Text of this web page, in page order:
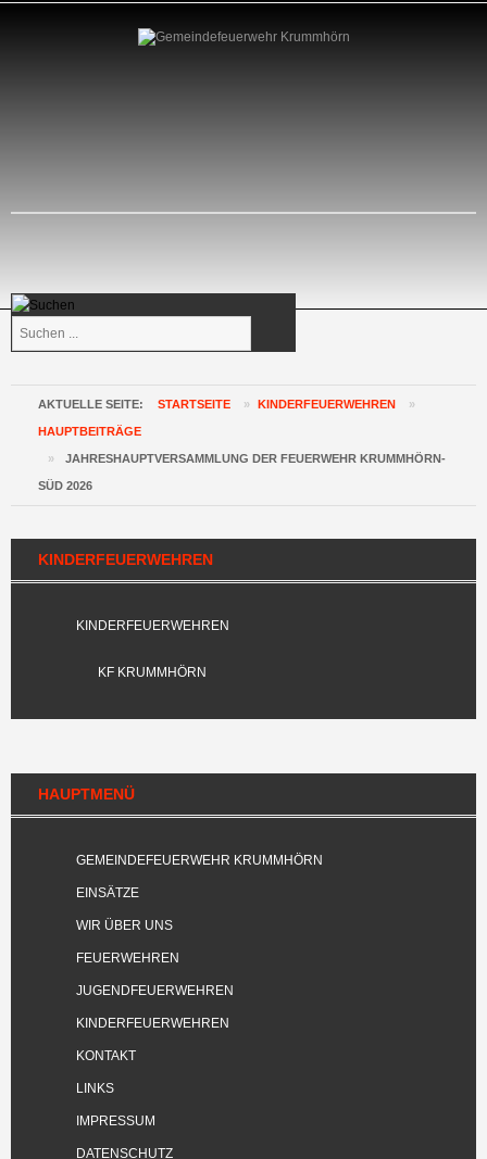
AKTUELLE SEITE: STARTSEITE » KINDERFEUERWEHREN »
HAUPTBEITRÄGE
» JAHRESHAUPTVERSAMMLUNG DER FEUERWEHR KRUMMHÖRN-
SÜD 2026
KINDERFEUERWEHREN
KINDERFEUERWEHREN
KF KRUMMHÖRN
HAUPTMENÜ
GEMEINDEFEUERWEHR KRUMMHÖRN
EINSÄTZE
WIR ÜBER UNS
FEUERWEHREN
JUGENDFEUERWEHREN
KINDERFEUERWEHREN
KONTAKT
LINKS
IMPRESSUM
DATENSCHUTZ